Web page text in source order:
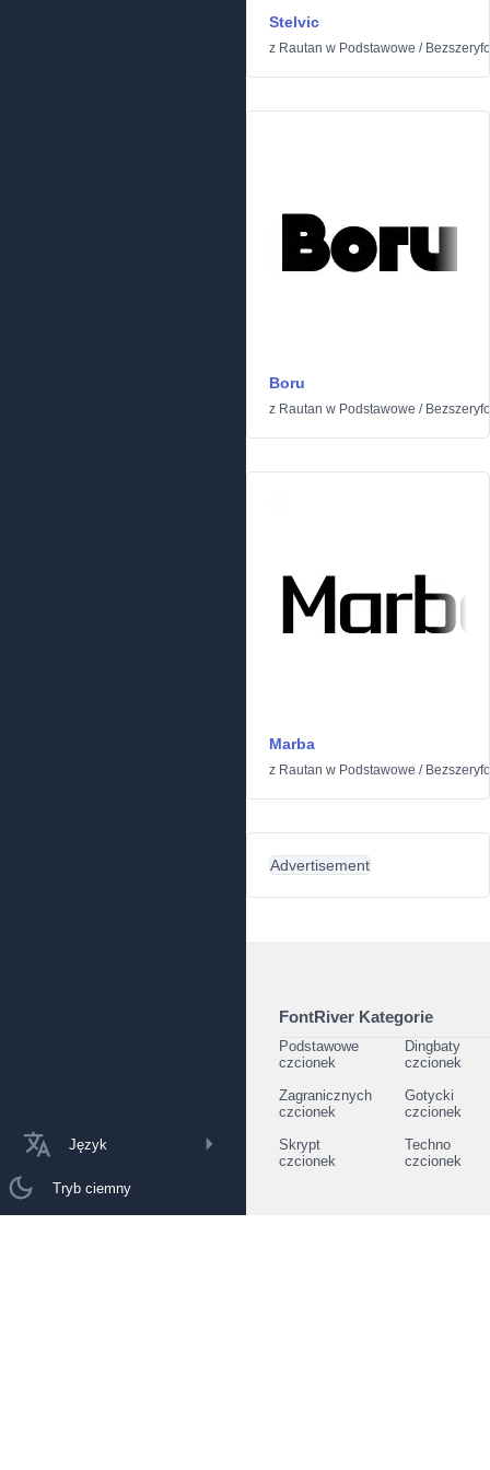
Język
Tryb ciemny
Stelvic
z Rautan w Podstawowe /
Boru
z Rautan w Podstawowe /
Marba
z Rautan w Podstawowe /
Advertisement
FontRiver Kategorie
Podstawowe
czcionek
Dingbaty
czcionek
Zagranicznych
czcionek
Gotycki
czcionek
Skrypt
czcionek
Techno
czcionek